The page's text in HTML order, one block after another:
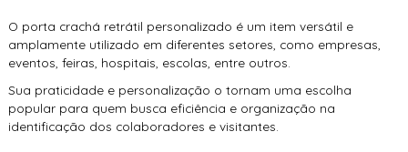
O porta crachá retrátil personalizado é um item versátil e
amplamente utilizado em diferentes setores, como empresas,
eventos, feiras, hospitais, escolas, entre outros.
Sua praticidade e personalização o tornam uma escolha
popular para quem busca eficiência e organização na
identificação dos colaboradores e visitantes.